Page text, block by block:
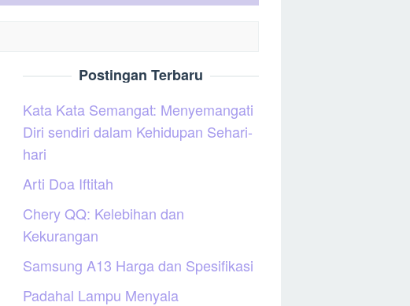
Postingan Terbaru
Kata Kata Semangat: Menyemangati
Diri sendiri dalam Kehidupan Sehari-
hari
Arti Doa Iftitah
Chery QQ: Kelebihan dan
Kekurangan
Samsung A13 Harga dan Spesifikasi
Padahal Lampu Menyala